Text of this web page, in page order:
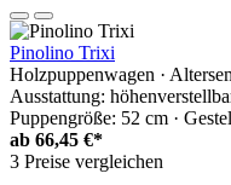
Pinolino Trixi
Holzpuppenwagen ·
Ausstattung:
Puppengröße: 52 cm ·
ab 66,45 €*
3 Preise vergleichen